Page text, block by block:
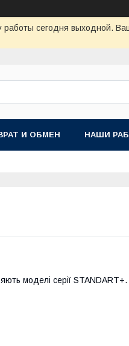
сегодня выходной.
И ОБМЕН НАШИ
моделі серії